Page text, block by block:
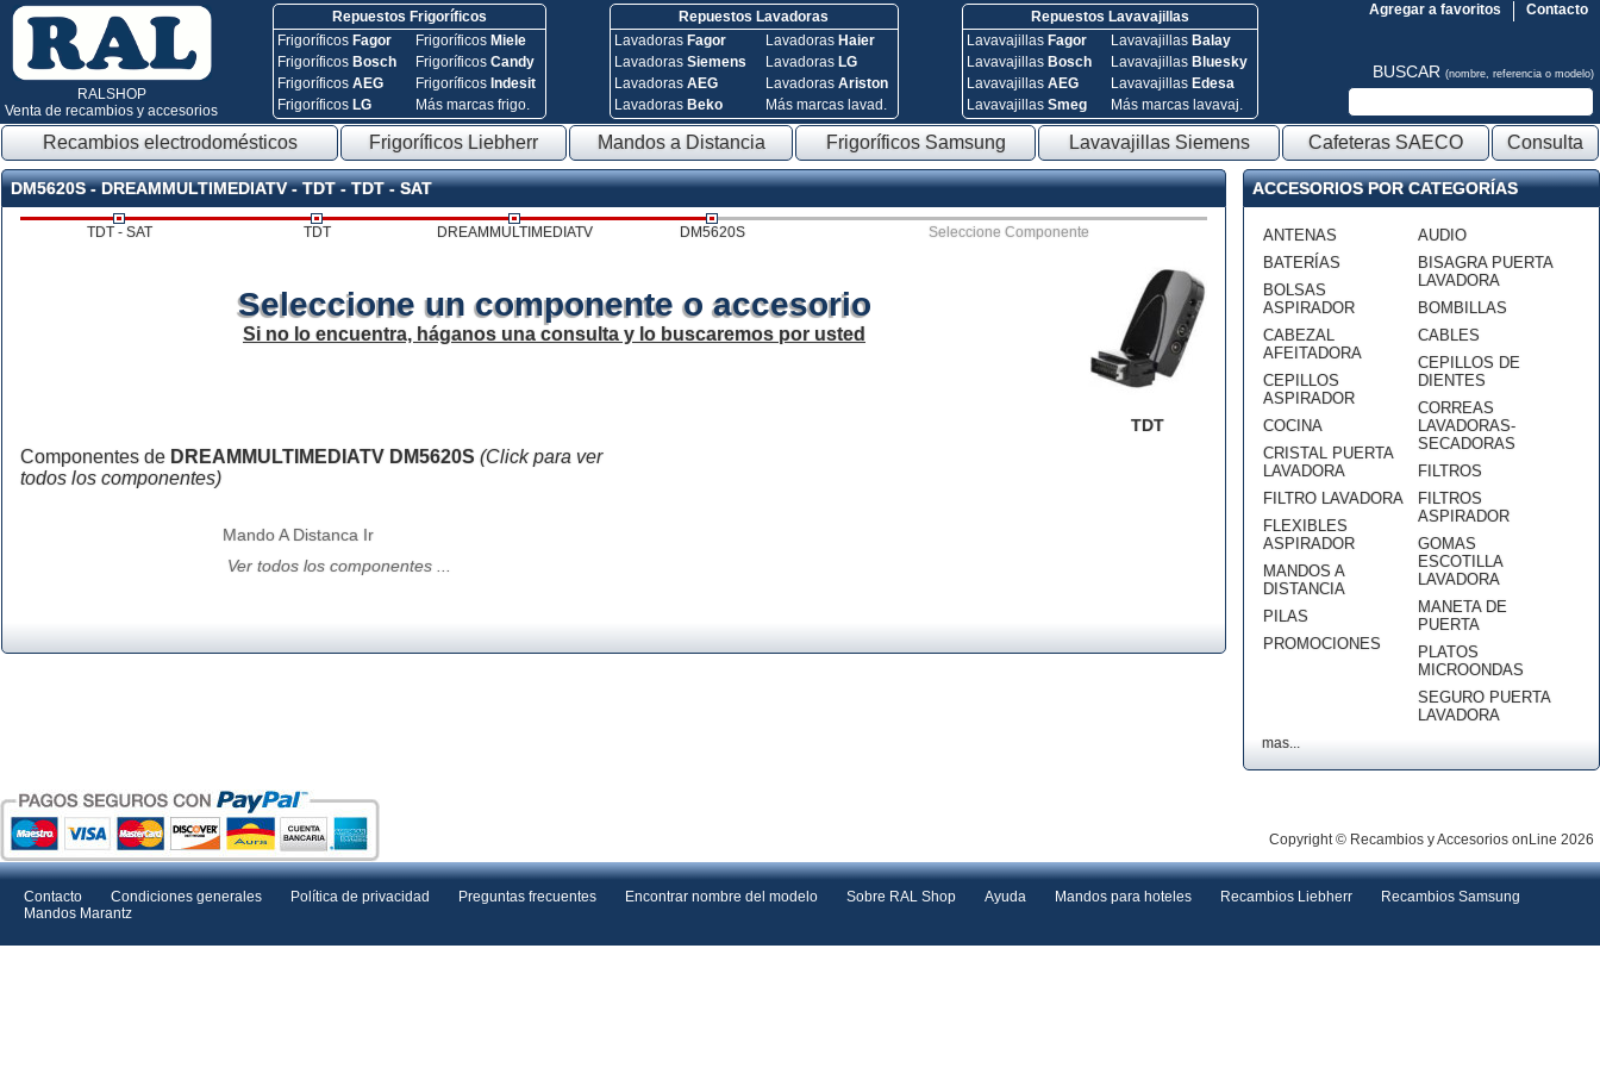
RALSHOP
Venta de recambios y accesorios
Repuestos Frigoríficos
Frigoríficos Fagor
Frigoríficos Bosch
FrigoríficosAEG
Frigoríficos LG
Frigoríficos Miele
FrigoríficosCandy
Frigoríficos Indesit
Más marcas frigo.
Repuestos Lavadoras
Lavadoras Fagor
Lavadoras Siemens
Lavadoras AEG
Lavadoras Beko
Lavadoras Haier
Lavadoras LG
Lavadoras Ariston
Más marcas lavad.
Repuestos Lavavajillas
Lavavajillas Fagor
Lavavajillas Bosch
Lavavajillas AEG
Lavavajillas Smeg
Lavavajillas Balay
Lavavajillas Bluesky
Lavavajillas Edesa
Más marcas lavavaj.
Contacto
Agregar a favoritos
BUSCAR (nombre, referencia o modelo)
Recambios electrodomésticos Frigoríficos Liebherr Mandos a Distancia Frigoríficos Samsung Lavavajillas Siemens Cafeteras SAECO Consulta
DM5620S - DREAMMULTIMEDIATV - TDT - TDT - SAT
TDT - SAT TDT DREAMMULTIMEDIATV DM5620S Seleccione Componente
TDT
Seleccione un componente o accesorio
Si no lo encuentra, háganos una consulta y lo buscaremos por usted
Componentes de DREAMMULTIMEDIATV DM5620S (Click para ver
todos los componentes)
Mando A Distanca Ir
Ver todos los componentes ...
ACCESORIOS POR CATEGORÍAS
ANTENAS
BATERÍAS
BOLSAS
ASPIRADOR
CABEZAL
AFEITADORA
CEPILLOS
ASPIRADOR
COCINA
CRISTAL PUERTA
LAVADORA
FILTRO LAVADORA
FLEXIBLES
ASPIRADOR
MANDOS A
DISTANCIA
PILAS
PROMOCIONES
AUDIO
BISAGRA PUERTA
LAVADORA
BOMBILLAS
CABLES
CEPILLOS DE
DIENTES
CORREAS
LAVADORAS-
SECADORAS
FILTROS
FILTROS
ASPIRADOR
GOMAS
ESCOTILLA
LAVADORA
MANETA DE
PUERTA
PLATOS
MICROONDAS
SEGURO PUERTA
LAVADORA
mas...
Copyright © Recambios y Accesorios onLine 2026
Contacto Condiciones generales Política de privacidad Preguntas frecuentes Encontrar nombre del modelo Sobre RAL Shop Ayuda Mandos para hoteles Recambios Liebherr
Recambios Samsung
Mandos Marantz